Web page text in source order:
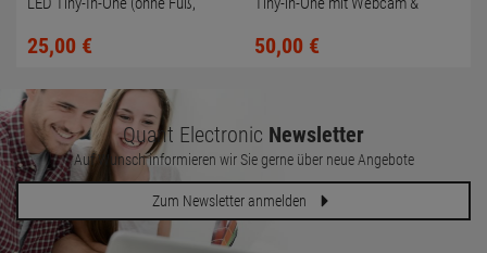
25,00 € 50,00 €
Quant Electronic Newsletter
Auf Wunsch informieren wir Sie gerne über neue Angebote
Zum Newsletter anmelden